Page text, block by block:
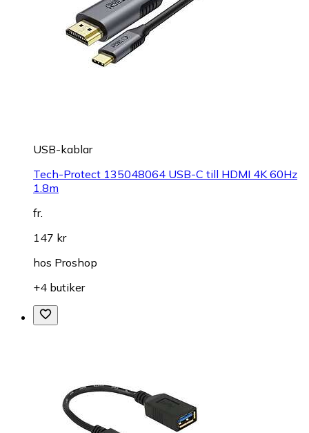
USB-kablar
Tech-Protect 135048064 USB-C till HDMI 4K 60Hz
1.8m
fr.
147 kr
hos Proshop
+4 butiker